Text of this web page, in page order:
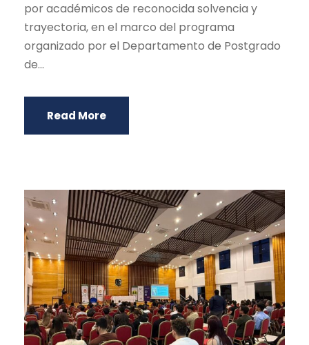
por académicos de reconocida solvencia y
trayectoria, en el marco del programa
organizado por el Departamento de Postgrado
de...
Read More